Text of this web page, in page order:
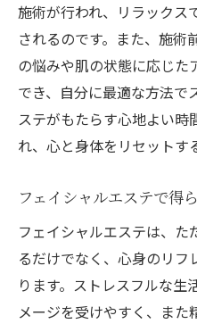
施術が行われ、リラックス
されるのです。また、施術
の悩みや肌の状態に応じた
でき、自分に最適な方法で
ステがもたらす心地よい時
れ、心と身体をリセットす
フェイシャルエステで得
フェイシャルエステは、た
るだけでなく、心身のリフ
ります。ストレスフルな生
メージを受けやすく、また